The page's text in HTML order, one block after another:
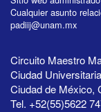
Cualquier asunto
padiij@unam.mx
Circuito Maestro
Ciudad
Ciudad de México,
Tel. +52(55)5622